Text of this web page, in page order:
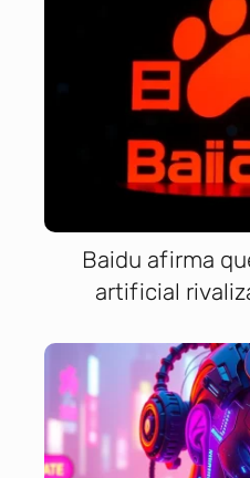
Baidu afirma
artificial